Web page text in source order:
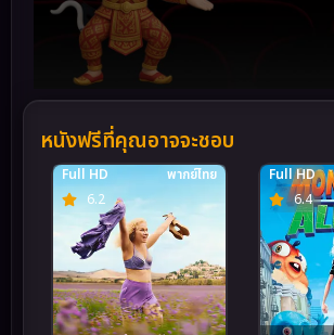
หนังฟรีที่คุณอาจจะชอบ
6.2
Full HD พากย์ไทย
6.4
Full HD